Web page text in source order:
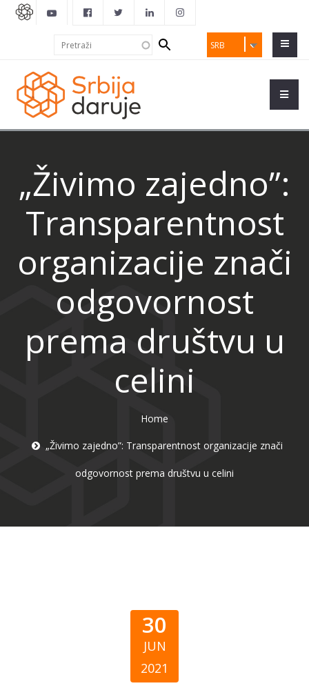
SRB
Search
form
„Živimo zajedno”:
Transparentnost
organizacije znači
odgovornost
prema društvu u
celini
Home
„Živimo zajedno”: Transparentnost organizacije znači
odgovornost prema društvu u celini
30
JUN
2021